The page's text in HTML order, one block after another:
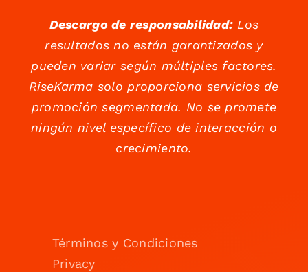
Descargo de responsabilidad:Los
resultados no están garantizados y
pueden variar según múltiples factores.
RiseKarma solo proporciona servicios de
promoción segmentada. No se promete
ningún nivel específico de interacción o
crecimiento.
Términos y Condiciones
Privacy